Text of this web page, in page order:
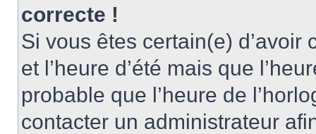
correcte !
Si vous êtes certain(e)
et l’heure d’été mais que
probable que l’heure de
contacter un administrateur